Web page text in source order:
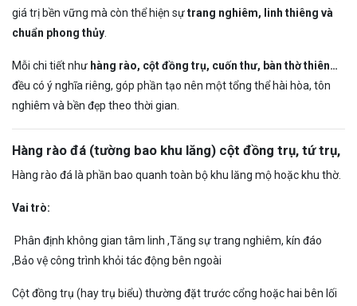
giá trị bền vững mà còn thể hiện sựtrang nghiêm, linh thiêng và
chuẩn phong thủy
Mỗi chi tiết như hàng rào, cột đồng trụ, cuốn thư, bàn thờ thiên…
đều có ý nghĩa riêng, góp phần tạo nên một tổng thể hài hòa, tôn
nghiêm và bền đẹp theo thời gian.
Hàng rào đá (tường bao khu lăng) cột đồng trụ, tứ trụ,
Hàng rào đá là phần bao quanh toàn bộ khu lăng mộ hoặc khu thờ.
Vai trò:
Phân định không gian tâm linh ,Tăng sự trang nghiêm, kín đáo
,Bảo vệ công trình khỏi tác động bên ngoài
Cột đồng trụ (hay trụ biểu) thường đặt trước cổng hoặc hai bên lối